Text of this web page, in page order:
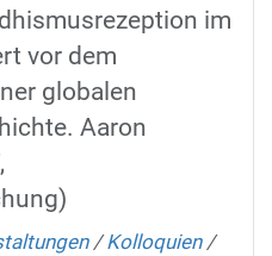
im
vor dem
globalen
Aaron
/Kolloquien /